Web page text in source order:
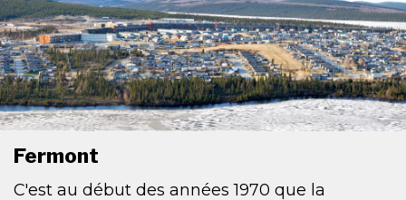
Fermont
C'est au début des années 1970 que la